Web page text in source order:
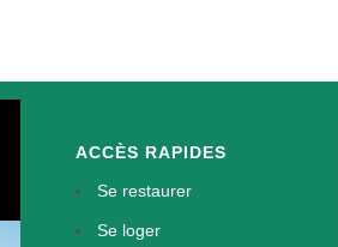
ACCÈS RAPIDES
Se restaurer
Se loger